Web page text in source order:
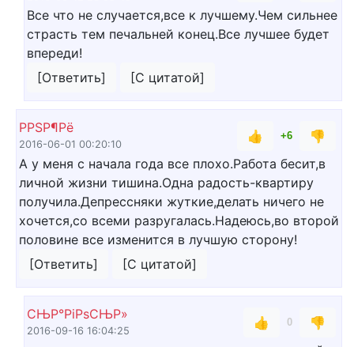
Все что не случается,все к лучшему.Чем сильнее
страсть тем печальней конец.Все лучшее будет
впереди!
[Ответить]
[С цитатой]
Р­РЅР¶Рё
2016-06-01 00:20:10
👍 +6
👎
А у меня с начала года все плохо.Работа бесит,в
личной жизни тишина.Одна радость-квартиру
получила.Депрессняки жуткие,делать ничего не
хочется,со всеми разругалась.Надеюсь,во второй
половине все изменится в лучшую сторону!
[Ответить]
[С цитатой]
СЊР°РіРѕСЊР»
2016-09-16 16:04:25
👍 0
👎